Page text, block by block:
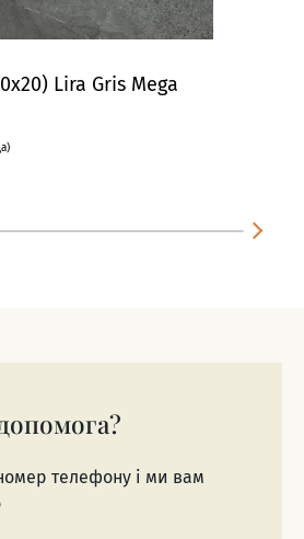
Lira Gris Mega
)
телефону і ми вам